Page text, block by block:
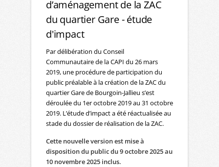
d’aménagement de la ZAC
du quartier Gare - étude
d'impact
Par délibération du Conseil
Communautaire de la CAPI du 26 mars
2019, une procédure de participation du
public préalable à la création de la ZAC du
quartier Gare de Bourgoin-Jallieu s’est
déroulée du 1er octobre 2019 au 31 octobre
2019. L’étude d’impact a été réactualisée au
stade du dossier de réalisation de la ZAC.
Cette nouvelle version est mise à
disposition du public du 9 octobre 2025 au
10 novembre 2025 inclus.